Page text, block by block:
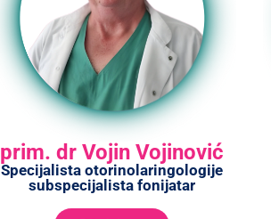
prim. dr Vojin Vojinović
Specijalista otorinolaringologije
subspecijalista fonijatar